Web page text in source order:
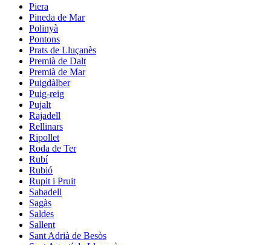
Piera
Pineda de Mar
Polinyà
Pontons
Prats de Lluçanès
Premià de Dalt
Premià de Mar
Puigdàlber
Puig-reig
Pujalt
Rajadell
Rellinars
Ripollet
Roda de Ter
Rubí
Rubió
Rupit i Pruit
Sabadell
Sagàs
Saldes
Sallent
Sant Adrià de Besòs